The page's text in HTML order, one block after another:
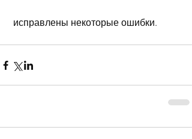
исправлены некоторые ошибки.